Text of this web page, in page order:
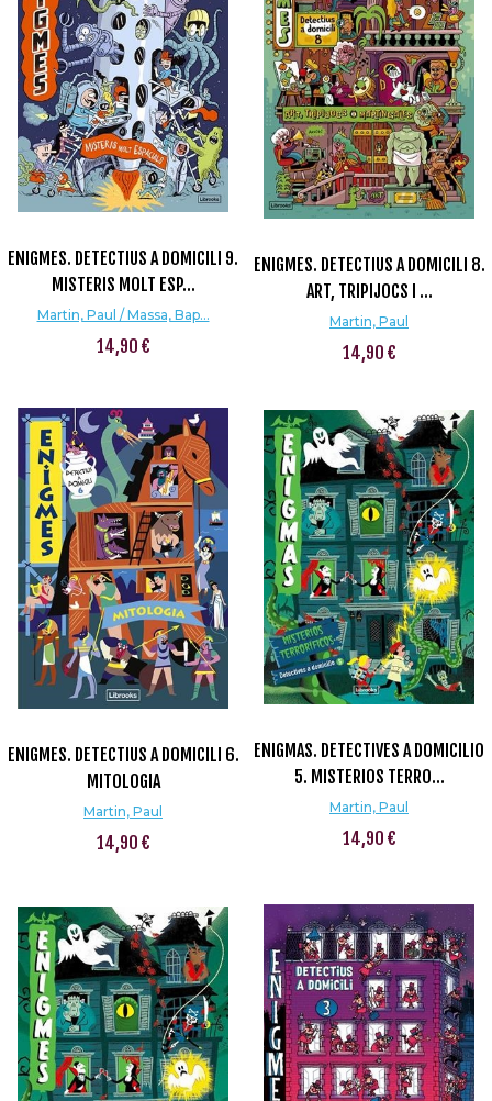
ENIGMES. DETECTIUS A DOMICILI 9.
MISTERIS MOLT ESP...
Martin, Paul / Massa, Bap...
14,90 €
ENIGMES. DETECTIUS A DOMICILI 8.
ART, TRIPIJOCS I ...
Martin, Paul
14,90 €
ENIGMES. DETECTIUS A DOMICILI 6.
MITOLOGIA
Martin, Paul
14,90 €
ENIGMAS. DETECTIVES A DOMICILIO
5. MISTERIOS TERRO...
Martin, Paul
14,90 €